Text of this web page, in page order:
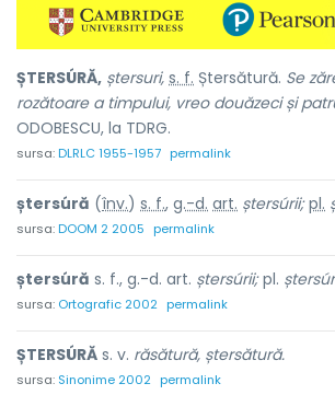
ȘTERSÚRĂ, ștersuri, s. f. Ștersătură. Se
rozătoare a timpului, vreo douăzeci și
ODOBESCU, la TDRG.
sursa:DLRLC 1955-1957 permalink
ștersúră (înv.) s. f., g.-d. art. ștersúrii; pl.
sursa:DOOM 2 2005 permalink
ștersúră s. f., g.-d. art. ștersúrii;pl.
sursa: Ortografic 2002 permalink
ȘTERSÚRĂ s. v. răsătură, ștersătură.
sursa: Sinonime 2002 permalink